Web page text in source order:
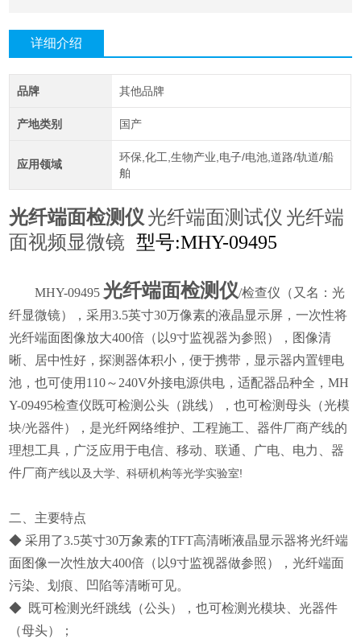
详细介绍
品牌 其他品牌
产地类别 国产
应用领域
环保,化工,生物产业,电子/电池,道路/轨道/船
舶
光纤端面检测仪 光纤端面测试仪 光纤端
面视频显微镜 型号:MHY-09495
MHY-09495 光纤端面检测仪/检查仪（又名：光
纤显微镜），采用3.5英寸30万像素的液晶显示屏，一次性将
光纤端面图像放大400倍（以9寸监视器为参照），图像清
晰、居中性好，探测器体积小，便于携带，显示器内置锂电
池，也可使用110～240V外接电源供电，适配器品种全，MH
Y-09495检查仪既可检测公头（跳线），也可检测母头（光模
块/光器件），是光纤网络维护、工程施工、器件厂商产线的
理想工具，广泛应用于电信、移动、联通、广电、电力、器
件厂商产线以及大学、科研机构等光学实验室!
二、主要特点
◆ 采用了3.5英寸30万象素的TFT高清晰液晶显示器将光纤端
面图像一次性放大400倍（以9寸监视器做参照），光纤端面
污染、划痕、凹陷等清晰可见。
◆ 既可检测光纤跳线（公头），也可检测光模块、光器件
（母头）；